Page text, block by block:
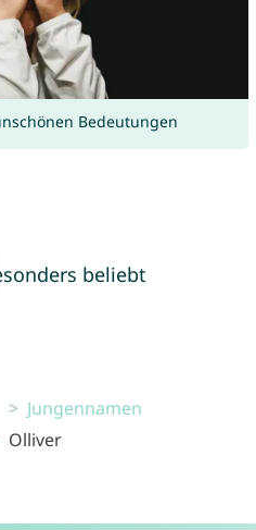
Bedeutungen
beliebt
Jungennamen
Olliver